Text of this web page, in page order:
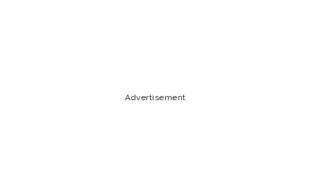
Advertisement